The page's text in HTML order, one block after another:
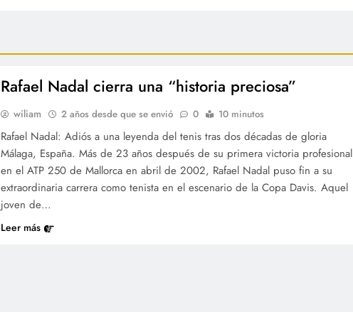
Rafael Nadal cierra una “historia preciosa”
wiliam 2 años desde que se envió 0 10 minutos
Rafael Nadal: Adiós a una leyenda del tenis tras dos décadas de gloria
Málaga, España. Más de 23 años después de su primera victoria profesional
en el ATP 250 de Mallorca en abril de 2002, Rafael Nadal puso fin a su
extraordinaria carrera como tenista en el escenario de la Copa Davis. Aquel
joven de…
Leer más